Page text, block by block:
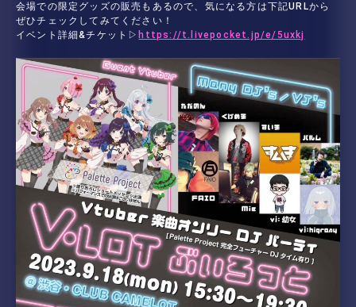
会場での限定グッズの販売もあるので、気になる方は下記URLから
ぜひチェックしてみてください！
イベント詳細&チケット▷ https://t.livepocket.jp/e/5uxkj